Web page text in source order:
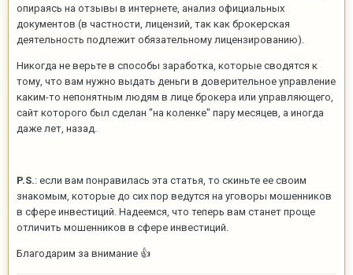
опираясь на отзывы в интернете, анализ официальных
документов (в частности, лицензий, так как брокерская
деятельность подлежит обязательному лицензированию).
Никогда не верьте в способы заработка, которые сводятся к
тому, что вам нужно выдать деньги в доверительное управление
каким-то непонятным людям в лице брокера или управляющего,
сайт которого был сделан "на коленке" пару месяцев, а иногда
даже лет, назад.
P.S.: если вам понравилась эта статья, то скиньте ее своим
знакомым, которые до сих пор ведутся на уговоры мошенников
в сфере инвестиций. Надеемся, что теперь вам станет проще
отличить мошенников в сфере инвестиций.
Благодарим за внимание 👍